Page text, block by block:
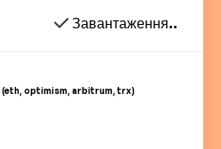
Завантаження..
(eth, optimism, arbitrum, trx)